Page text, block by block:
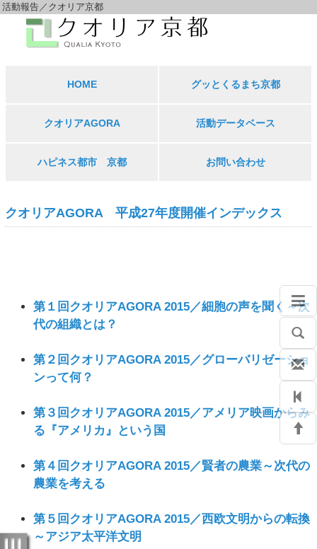
活動報告／クオリア京都
HOME グッとくるまち京都
クオリアAGORA 活動データベース
ハピネス都市 京都 お問い合わせ
クオリアAGORA 平成27年度開催インデックス
第１回クオリアAGORA 2015／細胞の声を聞く～次
代の組織とは？
第２回クオリアAGORA 2015／グローバリゼーショ
ンって何？
第３回クオリアAGORA 2015／アメリア映画からみ
る『アメリカ』という国
第４回クオリアAGORA 2015／賢者の農業～次代の
農業を考える
第５回クオリアAGORA 2015／西欧文明からの転換
～アジア太平洋文明